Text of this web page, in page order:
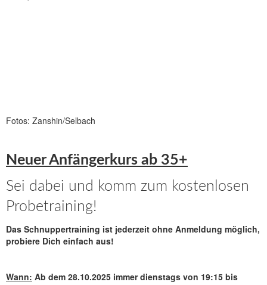
Fotos: Zanshin/Selbach
Neuer Anfängerkurs ab 35+
Sei dabei und komm zum kostenlosen
Probetraining!
Das Schnuppertraining ist jederzeit ohne Anmeldung möglich,
probiere Dich einfach aus!
Wann: Ab dem 28.10.2025 immer dienstags von 19:15 bis